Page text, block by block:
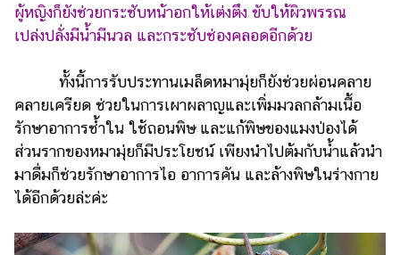
ผู้หญิงก็ยังช่วยกระชับหน้าอกให้เต่งตึง ขับให้ผิวพรรณ
เปล่งปลั่งมีน้ำมีนวล และกระชับช่องคลอดอีกด้วย
ทั้งนี้การรับประทานเมล็ดหมามุ่ยก็ยังช่วยผ่อนคลาย
คลายเครียด ช่วยในการเผาผลาญและเพิ่มมวลกล้ามเนื้อ
รักษาอาการช้ำใน ใช้ถอนพิษ และแก้พิษของแมงป่องได้
ส่วนรากของหมามุ่ยก็มีประโยชน์ เพียงนำไปต้มกับน้ำแล้วนำ
มาดื่มก็ช่วยรักษาอาการไอ อาการคัน และล้างพิษในร่างกาย
ได้อีกด้วยล่ะค่ะ